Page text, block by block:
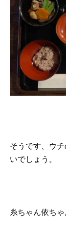
そうです、ウ
いでしょう。
糸ちゃん依ちゃ